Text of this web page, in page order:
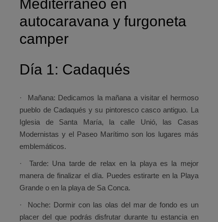
Mediterráneo en
autocaravana y furgoneta
camper
Día 1: Cadaqués
· Mañana: Dedicamos la mañana a visitar el hermoso
pueblo de Cadaqués y su pintoresco casco antiguo. La
Iglesia de Santa María, la calle Unió, las Casas
Modernistas y el Paseo Marítimo son los lugares más
emblemáticos.
·Tarde: Una tarde de relax en la playa es la mejor
manera de finalizar el día. Puedes estirarte en la Playa
Grande o en la playa de Sa Conca.
· Noche: Dormir con las olas del mar de fondo es un
placer del que podrás disfrutar durante tu estancia en